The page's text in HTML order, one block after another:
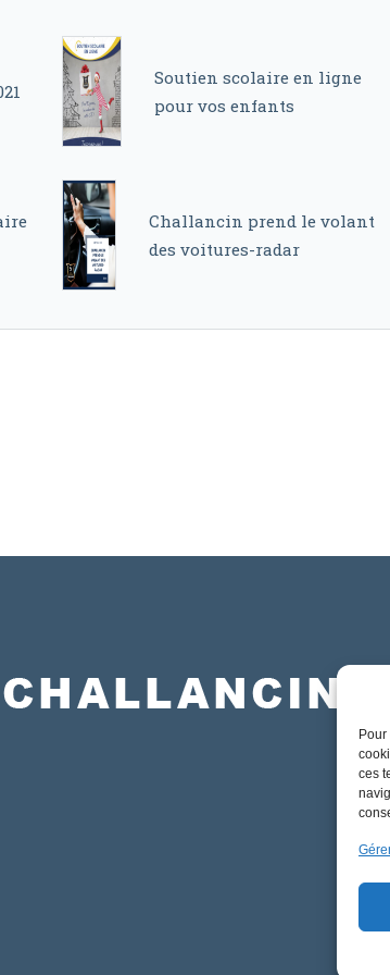
ces
Soutien scolaire en ligne
pour vos enfants
Challancin prend le volant
des voitures-radar